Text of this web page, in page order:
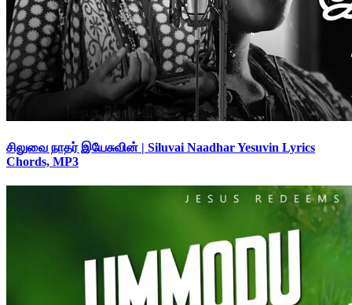
சிலுவை நாதர் இயேசுவின் | Siluvai Naadhar Yesuvin Lyrics
Chords, MP3